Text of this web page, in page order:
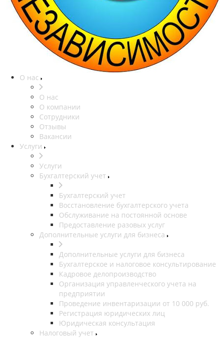
О нас
О нас
О компании
Сотрудники
Отзывы
Вакансии
Услуги
Услуги
Бухгалтерский учет
Бухгалтерский учет
Восстановление бухгалтерского учета
Обслуживание на постоянной основе
Предоставление разовых услуг
Дополнительные услуги для бизнеса
Дополнительные услуги для бизнеса
Бухгалтерское и налоговое консультирование
Кадровое делопроизводство
Организация управленческого учета на
предприятии
Проведение инвентаризации от 10 000 руб.
Регистрация юридических лиц
Юридическая консультация
Налоговый учет